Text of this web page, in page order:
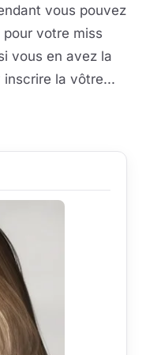
vous pouvez
votre miss
vous en avez la
la vôtre...